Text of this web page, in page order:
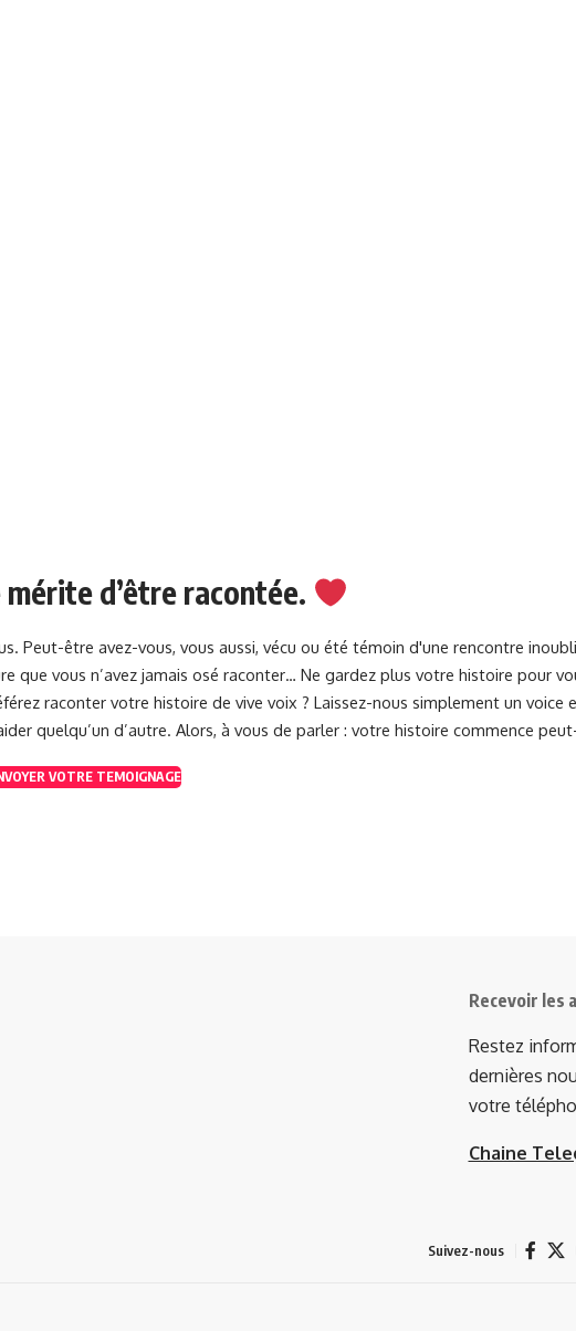
d’être racontée.
Peut-être avez-vous, vous aussi, vécu ou été témoin d'une rencontre
que vous n’avez jamais osé raconter… Ne gardez plus votre histoire pour
raconter votre histoire de vive voix ? Laissez-nous simplement un voice
quelqu’un d’autre. Alors, à vous de parler : votre histoire commence
VOTRE TEMOIGNAGE
Recevoir les
Restez
dernières
votre
Chaine
Suivez-nous